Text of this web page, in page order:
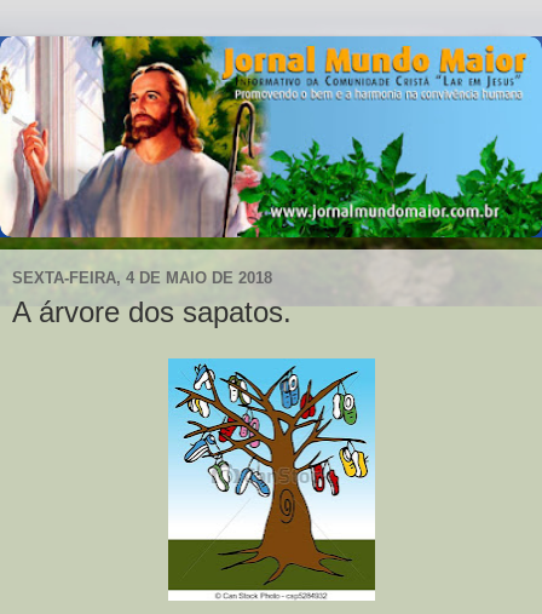
SEXTA-FEIRA, 4 DE MAIO DE 2018
A árvore dos sapatos.